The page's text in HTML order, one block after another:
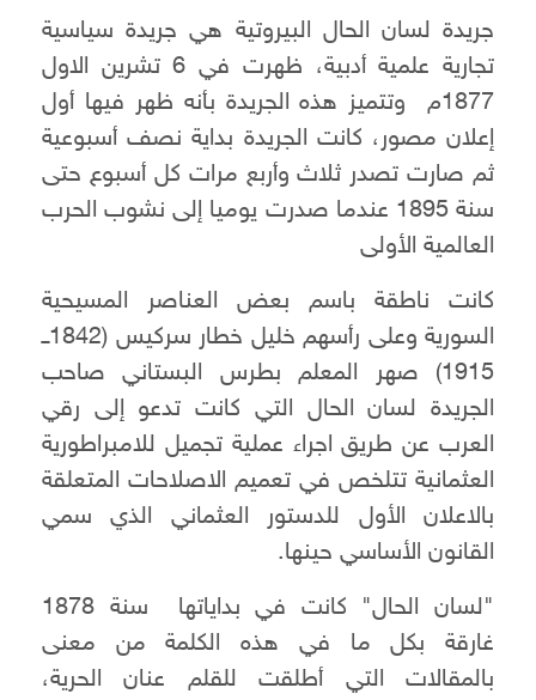
جريدة لسان الحال البيروتية هي جريدة سياسية
تجارية علمية أدبية، ظهرت في 6 تشرين الاول
1877م وتتميز هذه الجريدة بأنه ظهر فيها أول
إعلان مصور، كانت الجريدة بداية نصف أسبوعية
ثم صارت تصدر ثلاث وأربع مرات كل أسبوع حتى
سنة 1895 عندما صدرت يوميا إلى نشوب الحرب
العالمية الأولى
كانت ناطقة باسم بعض العناصر المسيحية
السورية وعلى رأسهم خليل خطار سركيس (1842ــ
1915) صهر المعلم بطرس البستاني صاحب
الجريدة لسان الحال التي كانت تدعو إلى رقي
العرب عن طريق اجراء عملية تجميل للامبراطورية
العثمانية تتلخص في تعميم الاصلاحات المتعلقة
بالاعلان الأول للدستور العثماني الذي سمي
القانون الأساسي حينها.
"لسان الحال" كانت في بداياتها سنة 1878
غارقة بكل ما في هذه الكلمة من معنى
بالمقالات التي أطلقت للقلم عنان الحرية،